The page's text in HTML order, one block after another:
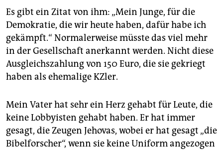
Es gibt ein Zitat von ihm: „Mein Junge, für die
Demokratie, die wir heute haben, dafür habe ich
gekämpft.“ Normalerweise müsste das viel mehr
in der Gesellschaft anerkannt werden. Nicht diese
Ausgleichszahlung von 150 Euro, die sie gekriegt
haben als ehemalige KZler.
Mein Vater hat sehr ein Herz gehabt für Leute, die
keine Lobbyisten gehabt haben. Er hat immer
gesagt, die Zeugen Jehovas, wobei er hat gesagt „die
Bibelforscher“, wenn sie keine Uniform angezogen